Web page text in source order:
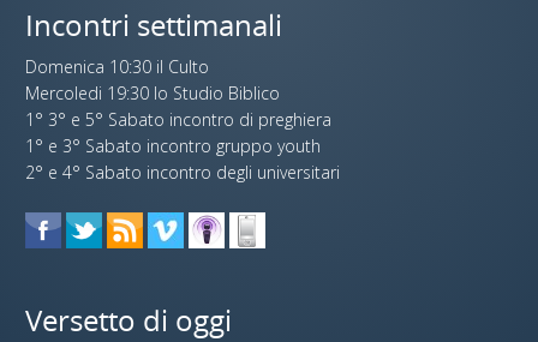
Incontri settimanali
Domenica 10:30 il Culto
Mercoledi 19:30 lo Studio Biblico
1° 3° e 5° Sabato incontro di preghiera
1° e 3° Sabato incontro gruppo youth
2° e 4° Sabato incontro degli universitari
Versetto di oggi